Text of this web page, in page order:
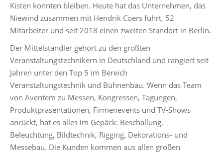
Kisten konnten bleiben. Heute hat das Unternehmen, das
Niewind zusammen mit Hendrik Coers führt, 52
Mitarbeiter und seit 2018 einen zweiten Standort in Berlin.
Der Mittelständler gehört zu den größten
Veranstaltungstechnikern in Deutschland und rangiert seit
Jahren unter den Top 5 im Bereich
Veranstaltungstechnik und Bühnenbau. Wenn das Team
von Aventem zu Messen, Kongressen, Tagungen,
Produktpräsentationen, Firmenevents und TV-Shows
anrückt, hat es alles im Gepäck: Beschallung,
Beleuchtung, Bildtechnik, Rigging, Dekorations- und
Messebau. Die Kunden kommen aus allen großen